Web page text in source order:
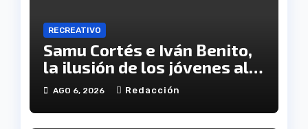
RECREATIVO
Samu Cortés e Iván Benito,
la ilusión de los jóvenes al
servicio del Decano
AGO 6, 2026 Redacción